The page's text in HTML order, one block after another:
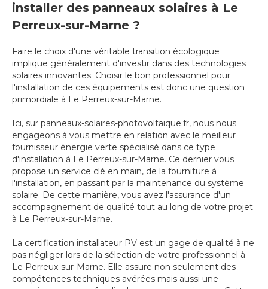
installer des panneaux solaires à Le
Perreux-sur-Marne ?
Faire le choix d'une véritable transition écologique
implique généralement d'investir dans des technologies
solaires innovantes. Choisir le bon professionnel pour
l'installation de ces équipements est donc une question
primordiale à Le Perreux-sur-Marne.
Ici, sur panneaux-solaires-photovoltaique.fr, nous nous
engageons à vous mettre en relation avec le meilleur
fournisseur énergie verte spécialisé dans ce type
d'installation à Le Perreux-sur-Marne. Ce dernier vous
propose un service clé en main, de la fourniture à
l'installation, en passant par la maintenance du système
solaire. De cette manière, vous avez l'assurance d'un
accompagnement de qualité tout au long de votre projet
à Le Perreux-sur-Marne.
La certification installateur PV est un gage de qualité à ne
pas négliger lors de la sélection de votre professionnel à
Le Perreux-sur-Marne. Elle assure non seulement des
compétences techniques avérées mais aussi une